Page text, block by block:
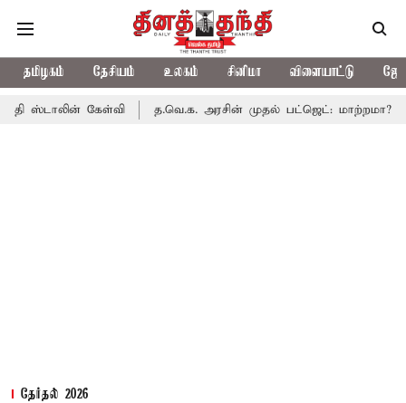
தமிழகம் தேசியம் உலகம் சினிமா விளையாட்டு
கேள்வி த.வெ.க. அரசின் முதல் பட்ஜெட்: மாற்றமா?,
தேர்தல் 2026